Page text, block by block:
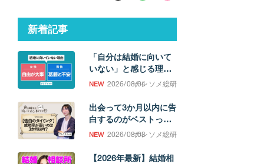
新着記事
「自分は結婚に向いて
いない」と感じる理
由。「誰かと過ごした
差
2026/08/04ナレソメ総研
出会って3か月以内に告
白するのがベストって
ホント！？
2026/08/03ナレソメ総研
【2026年最新】結婚相